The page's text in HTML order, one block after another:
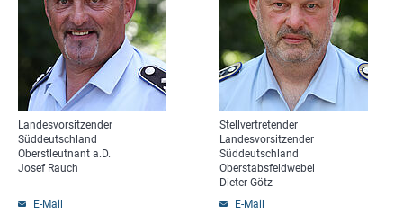
Landesvorsitzender
Süddeutschland
Oberstleutnant a.D.
Josef Rauch
E-Mail
Stellvertretender
Landesvorsitzender
Süddeutschland
Oberstabsfeldwebel
Dieter Götz
E-Mail